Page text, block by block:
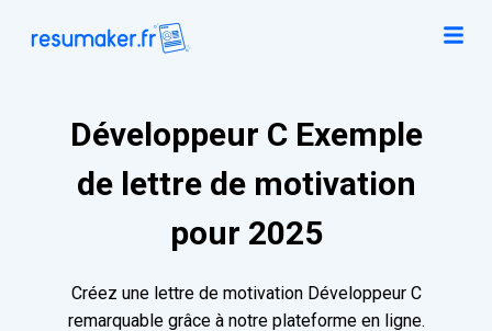
Développeur C Exemple
de lettre de motivation
pour 2025
Créez une lettre de motivation Développeur C
remarquable grâce à notre plateforme en ligne.